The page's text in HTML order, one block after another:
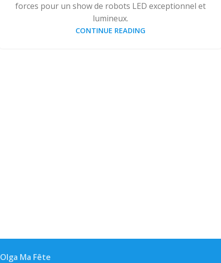
forces pour un show de robots LED exceptionnel et
lumineux.
CONTINUE READING
Olga Ma Fête